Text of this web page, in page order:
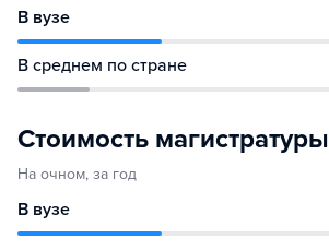
В вузе
В среднем по стране
Стоимость магистратуры
На очном, за год
В вузе